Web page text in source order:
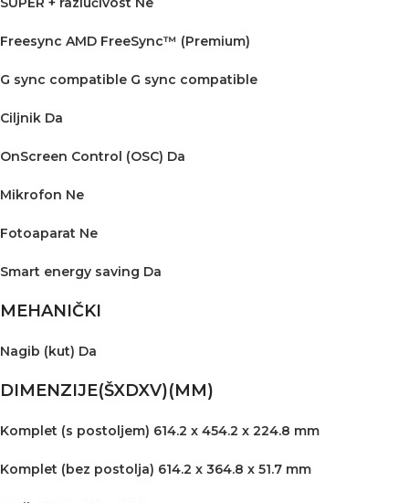
Freesync AMD FreeSync™ (Premium)
G sync compatible G sync compatible
Ciljnik Da
OnScreen Control (OSC) Da
Mikrofon Ne
Fotoaparat Ne
Smart energy saving Da
MEHANIČKI
Nagib (kut) Da
DIMENZIJE(ŠXDXV)(MM)
Komplet (s postoljem) 614.2 x 454.2 x 224.8 mm
Komplet (bez postolja) 614.2 x 364.8 x 51.7 mm